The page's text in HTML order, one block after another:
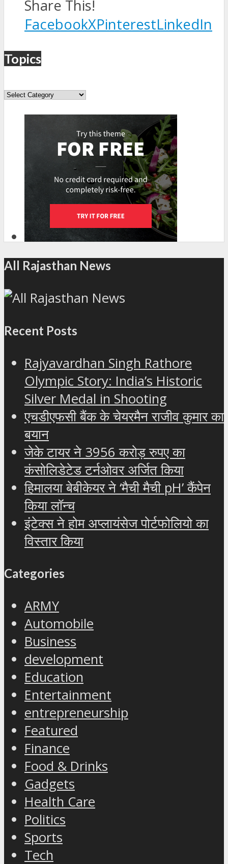
Share This!
FacebookXPinterestLinkedIn
Topics
Topics
All Rajasthan News
Recent Posts
Rajyavardhan Singh Rathore
Olympic Story: India’s Historic
Silver Medal in Shooting
एचडीएफसी बैंक के चेयरमैन राजीव कुमार का
बयान
जेके टायर ने 3956 करोड़ रुपए का
कंसोलिडेटेड टर्नओवर अर्जित किया
हिमालया बेबीकेयर ने ‘मैची मैची pH’ कैंपेन
किया लॉन्च
इंटेक्स ने होम अप्लायंसेज पोर्टफोलियो का
विस्तार किया
Categories
ARMY
Automobile
Business
development
Education
Entertainment
entrepreneurship
Featured
Finance
Food & Drinks
Gadgets
Health Care
Politics
Sports
Tech